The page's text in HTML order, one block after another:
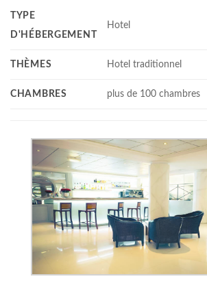
TYPE
D'HÉBERGEMENT
Hotel
THÈMES Hotel traditionnel
CHAMBRES plus de 100 chambres